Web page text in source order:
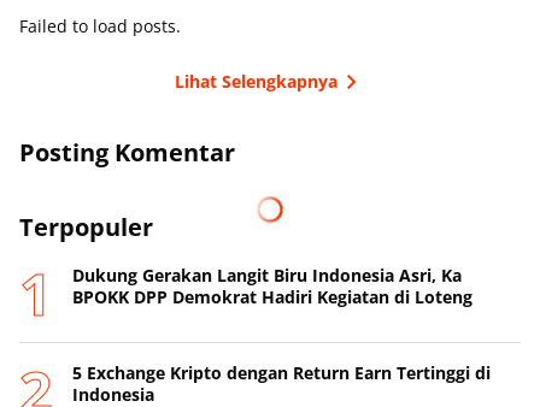
Failed to load posts.
Lihat Selengkapnya
Posting Komentar
Terpopuler
Dukung Gerakan Langit Biru Indonesia Asri, Ka
BPOKK DPP Demokrat Hadiri Kegiatan di Loteng
5 Exchange Kripto dengan Return Earn Tertinggi di
Indonesia